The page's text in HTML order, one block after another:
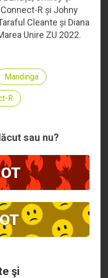
R și Johny
Cleante și Diana
Unire ZU 2022.
Mandinga
R
sau nu?
şi